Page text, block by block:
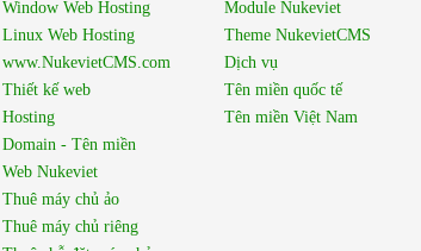
Window Web Hosting
Linux Web Hosting
www.NukevietCMS.com
Thiết kế web
Hosting
Domain - Tên miền
Web Nukeviet
Thuê máy chủ ảo
Thuê máy chủ riêng
Module Nukeviet
Theme NukevietCMS
Dịch vụ
Tên miền quốc tế
Tên miền Việt Nam